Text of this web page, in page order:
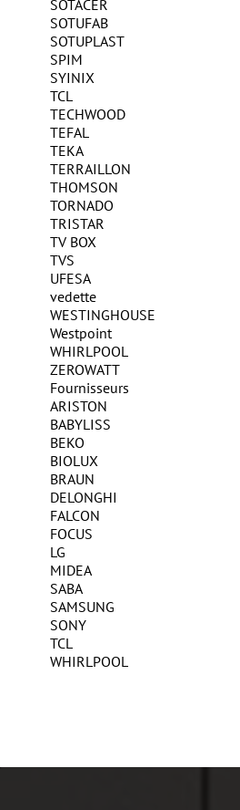
SOTACER
SOTUFAB
SOTUPLAST
SPIM
SYINIX
TCL
TECHWOOD
TEFAL
TEKA
TERRAILLON
THOMSON
TORNADO
TRISTAR
TV BOX
TVS
UFESA
vedette
WESTINGHOUSE
Westpoint
WHIRLPOOL
ZEROWATT
Fournisseurs
ARISTON
BABYLISS
BEKO
BIOLUX
BRAUN
DELONGHI
FALCON
FOCUS
LG
MIDEA
SABA
SAMSUNG
SONY
TCL
WHIRLPOOL